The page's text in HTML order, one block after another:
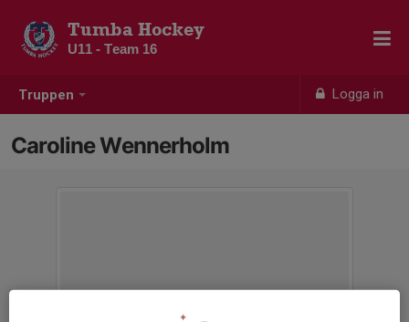
Truppen Logga in
Tumba Hockey
U11 - Team 16
Caroline Wennerholm